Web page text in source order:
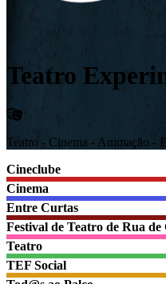
Teatro
Teatro - Cinema - Animação -
Cineclube
Cinema
Entre Curtas
Festival de Teatro de Rua de
Teatro
TEF Social